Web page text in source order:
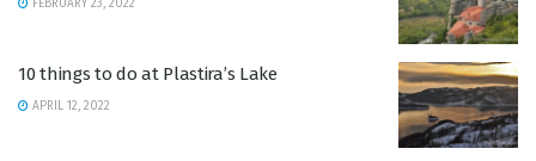
FEBRUARY 23, 2022
10 things to do at Plastira’s Lake
APRIL 12, 2022